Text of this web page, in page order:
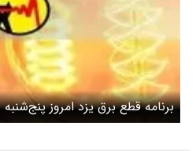
برنامه قطع برق یزد امروز پنج‌شنبه ۲۵ اردیبهشت